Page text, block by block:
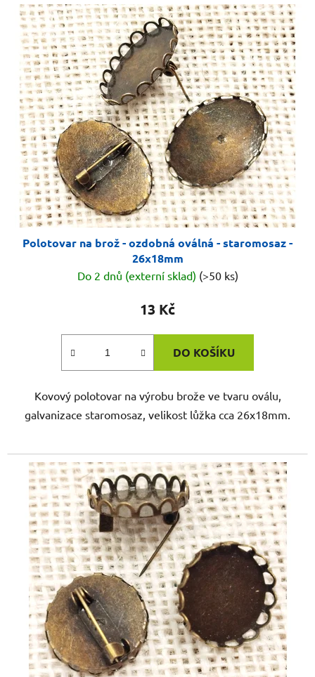
Polotovar na brož - ozdobná oválná - staromosaz -
26x18mm
Do 2 dnů (externí sklad) (>50 ks)
13 Kč
DO KOŠÍKU
Kovový polotovar na výrobu brože ve tvaru oválu,
galvanizace staromosaz, velikost lůžka cca 26x18mm.